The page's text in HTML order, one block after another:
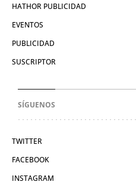
HATHOR PUBLICIDAD
EVENTOS
PUBLICIDAD
SUSCRIPTOR
SÍGUENOS
TWITTER
FACEBOOK
INSTAGRAM